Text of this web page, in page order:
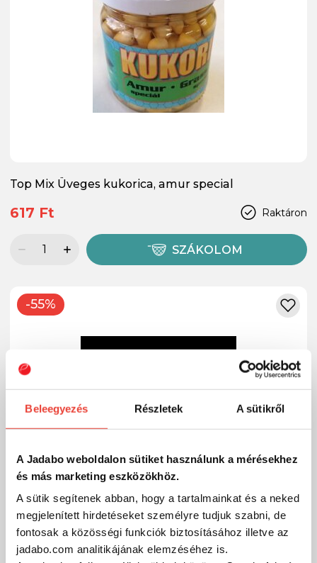
Beleegyezés Részletek A sütikről
A Jadabo weboldalon sütiket használunk a mérésekhez
és más marketing eszközökhöz.
A sütik segítenek abban, hogy a tartalmainkat és a neked
megjelenített hirdetéseket személyre tudjuk szabni, de
fontosak a közösségi funkciók biztosításához illetve az
jadabo.com analitikájának elemzéséhez is.
Top Mix Üveges kukorica, amur special
Raktáron
617 Ft
SZÁKOLOM
-55%